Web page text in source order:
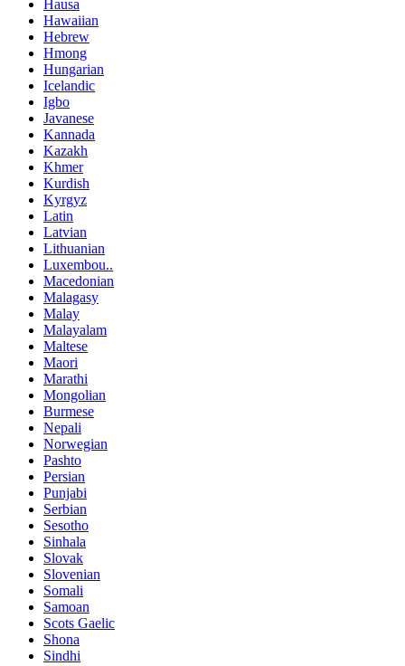
Hausa
Hawaiian
Hebrew
Hmong
Hungarian
Icelandic
Igbo
Javanese
Kannada
Kazakh
Khmer
Kurdish
Kyrgyz
Latin
Latvian
Lithuanian
Luxembou..
Macedonian
Malagasy
Malay
Malayalam
Maltese
Maori
Marathi
Mongolian
Burmese
Nepali
Norwegian
Pashto
Persian
Punjabi
Serbian
Sesotho
Sinhala
Slovak
Slovenian
Somali
Samoan
Scots Gaelic
Shona
Sindhi